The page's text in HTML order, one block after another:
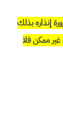
إنذاره بذلك
غير ممكن فلا